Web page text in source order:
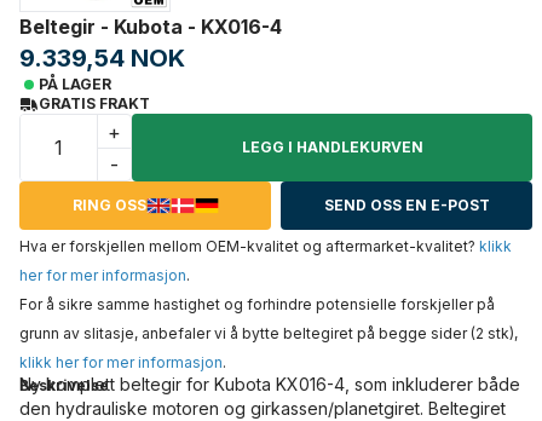
Beltegir - Kubota - KX016-4
9.339,54 NOK
PÅ LAGER
GRATIS FRAKT
+
-
LEGG I HANDLEKURVEN
RING OSS SEND OSS EN E-POST
Hva er forskjellen mellom OEM-kvalitet og aftermarket-kvalitet? klikk
her for mer informasjon.
For å sikre samme hastighet og forhindre potensielle forskjeller på
grunn av slitasje, anbefaler vi å bytte beltegiret på begge sider (2 stk),
klikk her for mer informasjon.
Beskrivelse
Ny komplett beltegir for Kubota KX016-4, som inkluderer både
den hydrauliske motoren og girkassen/planetgiret. Beltegiret